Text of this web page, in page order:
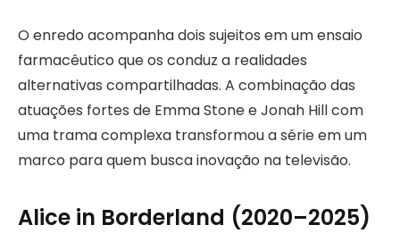
O enredo acompanha dois sujeitos em um ensaio
farmacêutico que os conduz a realidades
alternativas compartilhadas. A combinação das
atuações fortes de Emma Stone e Jonah Hill com
uma trama complexa transformou a série em um
marco para quem busca inovação na televisão.
Alice in Borderland (2020–2025)